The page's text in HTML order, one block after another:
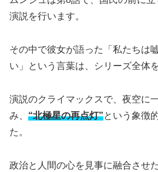
演説を行います。
その中で彼女が語った「私たちは
い」という言葉は、シリーズ全体
演説のクライマックスで、夜空に
み、 “北極星の再点灯”という象徴
た。
政治と人間の心を見事に融合させ